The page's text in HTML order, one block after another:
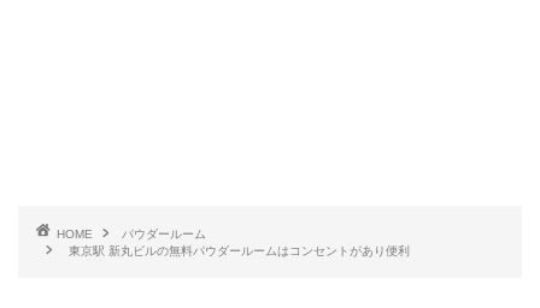
HOME
パウダールーム
東京駅 新丸ビルの無料パウダールームはコンセントがあり便利